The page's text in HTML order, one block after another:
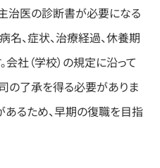
治医の診断書が必要になる
名、症状、治療経過、休養期
社（学校）の規定に沿って
の了承を得る必要がありま
あるため、早期の復職を目指